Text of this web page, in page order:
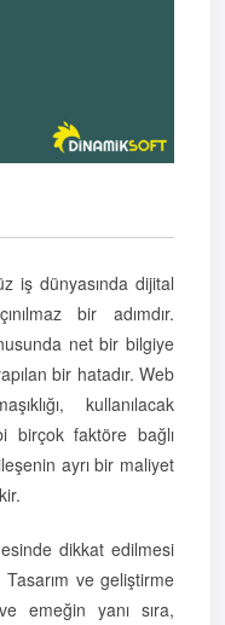
iş dünyasında dijital
bir adımdır.
net bir bilgiye
bir hatadır. Web
kullanılacak
birçok faktöre bağlı
ayrı bir maliyet
dikkat edilmesi
ve geliştirme
emeğin yanı sıra,